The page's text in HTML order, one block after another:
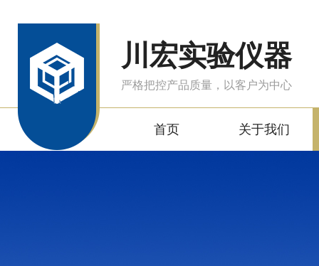
川宏实验仪器
严格把控产品质量，以客户为中心
首页 关于我们